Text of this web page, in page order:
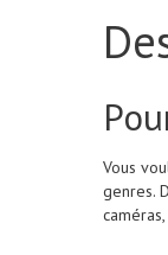
Vous
genres.